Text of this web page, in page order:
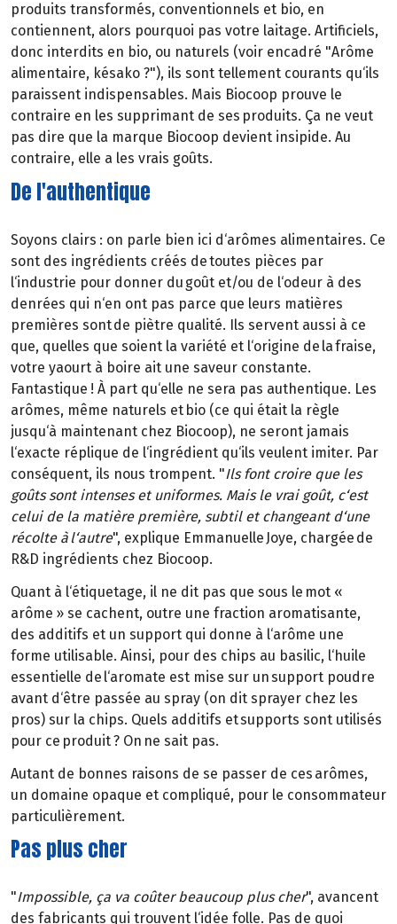
produits transformés, conventionnels et bio, en
contiennent, alors pourquoi pas votre laitage. Artificiels,
donc interdits en bio, ou naturels (voir encadré "Arôme
alimentaire, késako ?"), ils sont tellement courants qu‘ils
paraissent indispensables. Mais Biocoop prouve le
contraire en les supprimant de ses produits. Ça ne veut
pas dire que la marque Biocoop devient insipide. Au
contraire, elle a les vrais goûts.
De l'authentique
Soyons clairs : on parle bien ici d‘arômes alimentaires. Ce
sont des ingrédients créés de toutes pièces par
l‘industrie pour donner du goût et/ou de l‘odeur à des
denrées qui n‘en ont pas parce que leurs matières
premières sont de piètre qualité. Ils servent aussi à ce
que, quelles que soient la variété et l‘origine de la fraise,
votre yaourt à boire ait une saveur constante.
Fantastique ! À part qu‘elle ne sera pas authentique. Les
arômes, même naturels et bio (ce qui était la règle
jusqu‘à maintenant chez Biocoop), ne seront jamais
l‘exacte réplique de l‘ingrédient qu‘ils veulent imiter. Par
conséquent, ils nous trompent. "Ils font croire que les
goûts sont intenses et uniformes. Mais le vrai goût, c‘est
celui de la matière première, subtil et changeant d‘une
récolte à l‘autre", explique Emmanuelle Joye, chargée de
R&D ingrédients chez Biocoop.
Quant à l‘étiquetage, il ne dit pas que sous le mot «
arôme » se cachent, outre une fraction aromatisante,
des additifs et un support qui donne à l‘arôme une
forme utilisable. Ainsi, pour des chips au basilic, l‘huile
essentielle de l‘aromate est mise sur un support poudre
avant d‘être passée au spray (on dit sprayer chez les
pros) sur la chips. Quels additifs et supports sont utilisés
pour ce produit ? On ne sait pas.
Autant de bonnes raisons de se passer de ces arômes,
un domaine opaque et compliqué, pour le consommateur
particulièrement.
Pas plus cher
"Impossible, ça va coûter beaucoup plus cher", avancent
des fabricants qui trouvent l‘idée folle. Pas de quoi